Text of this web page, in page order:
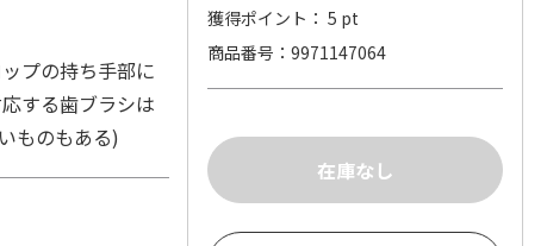
プの持ち手部に
する歯ブラシは
ものもある)
獲得ポイント： 5 pt
商品番号
9971147064